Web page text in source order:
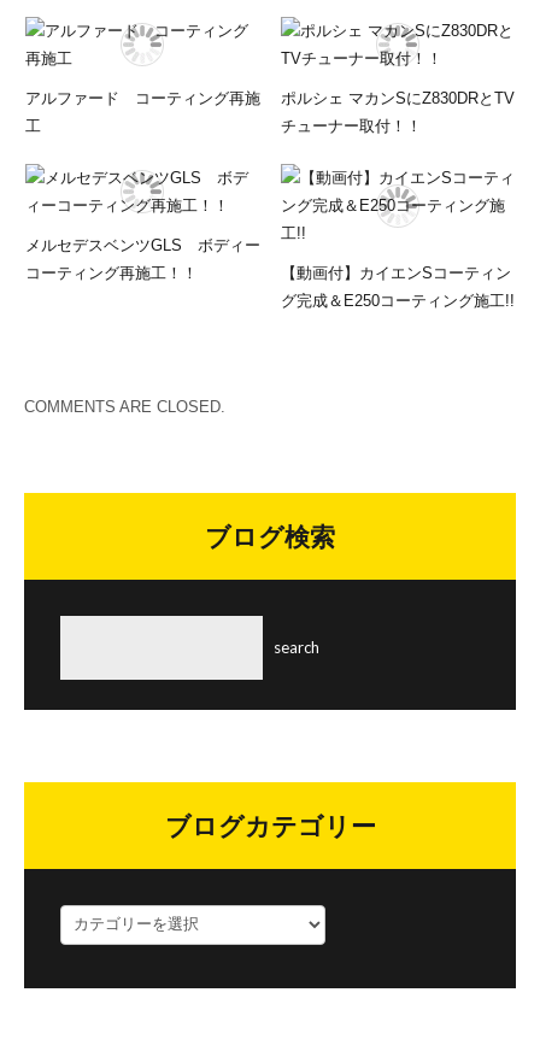
アルファード コーティング再施
工
ポルシェ マカンSにZ830DRとTV
チューナー取付！！
メルセデスベンツGLS ボディー
コーティング再施工！！
【動画付】カイエンSコーティン
グ完成＆E250コーティング施工!!
COMMENTS ARE CLOSED.
ブログ検索
ブログカテゴリー
ロ